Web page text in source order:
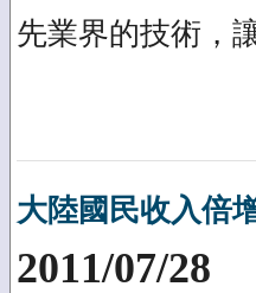
先業界的技術，
大陸國民收入倍
2011/07/28